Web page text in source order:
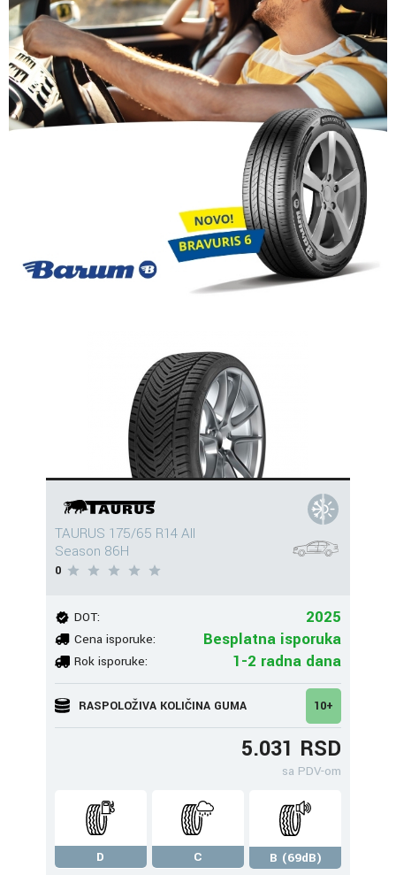
TAURUS 175/65 R14 All
Season 86H
0
DOT: 2025
Cena isporuke: Besplatna isporuka
Rok isporuke: 1-2 radna dana
RASPOLOŽIVA KOLIČINA GUMA 10+
5.031 RSD
sa PDV-om
D C
B (69dB)